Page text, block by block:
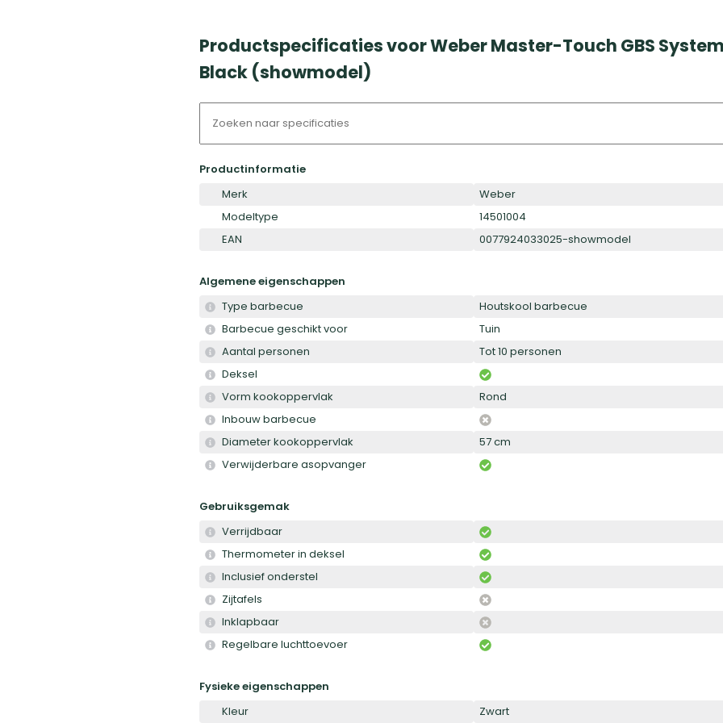
Productspecificaties voor Weber Master-Touch GBS
Black (showmodel)
Productinformatie
Merk
Weber
Modeltype
14501004
EAN
0077924033025-showmodel
Algemene eigenschappen
Type barbecue
Houtskool barbecue
Barbecue geschikt voor
Tuin
Aantal personen
Tot 10 personen
Deksel
Vorm kookoppervlak
Rond
Inbouw barbecue
Diameter kookoppervlak
57 cm
Verwijderbare asopvanger
Gebruiksgemak
Verrijdbaar
Thermometer in deksel
Inclusief onderstel
Zijtafels
Inklapbaar
Regelbare luchttoevoer
Fysieke eigenschappen
Kleur
Zwart